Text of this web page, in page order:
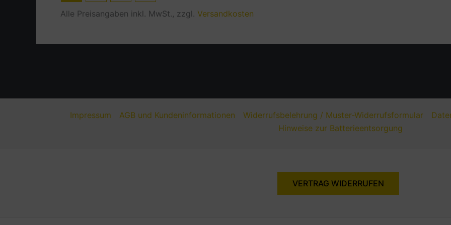
Alle Preisangaben inkl. MwSt., zzgl. Versandkosten
Impressum AGB und Kundeninformationen Widerrufsbelehrung / Muster-Widerrufsformular
Hinweise zur Batterieentsorgung
VERTRAG WIDERRUFEN